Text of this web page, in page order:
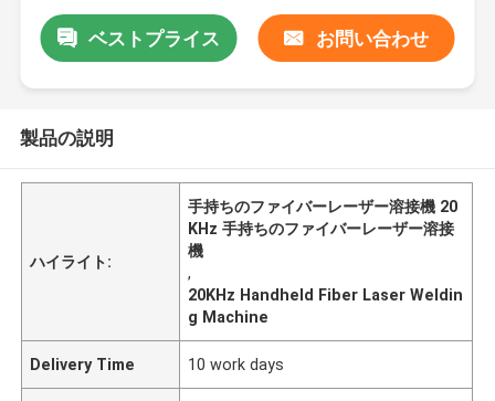
ベストプライス お問い合わせ
製品の説明
ハイライト:
手持ちのファイバーレーザー溶接機 20
KHz 手持ちのファイバーレーザー溶接
機
,
20KHz Handheld Fiber Laser Weldin
g Machine
Delivery Time 10 work days